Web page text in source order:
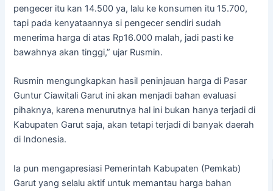
pengecer itu kan 14.500 ya, lalu ke konsumen itu 15.700,
tapi pada kenyataannya si pengecer sendiri sudah
menerima harga di atas Rp16.000 malah, jadi pasti ke
bawahnya akan tinggi,” ujar Rusmin.
Rusmin mengungkapkan hasil peninjauan harga di Pasar
Guntur Ciawitali Garut ini akan menjadi bahan evaluasi
pihaknya, karena menurutnya hal ini bukan hanya terjadi di
Kabupaten Garut saja, akan tetapi terjadi di banyak daerah
di Indonesia.
Ia pun mengapresiasi Pemerintah Kabupaten (Pemkab)
Garut yang selalu aktif untuk memantau harga bahan